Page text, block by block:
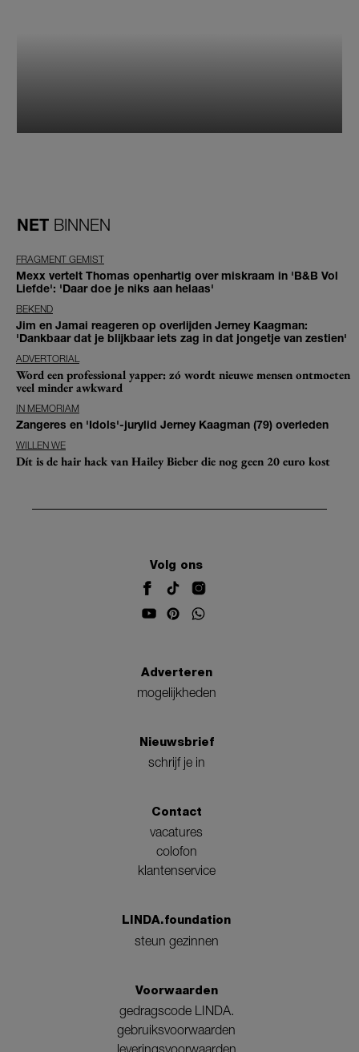
NET BINNEN
FRAGMENT GEMIST
Mexx vertelt Thomas openhartig over miskraam in 'B&B Vol
Liefde': 'Daar doe je niks aan helaas'
BEKEND
Jim en Jamai reageren op overlijden Jerney Kaagman:
'Dankbaar dat je blijkbaar iets zag in dat jongetje van zestien'
ADVERTORIAL
Word een professional yapper: zó wordt nieuwe mensen ontmoeten
veel minder awkward
IN MEMORIAM
Zangeres en 'Idols'-jurylid Jerney Kaagman (79) overleden
WILLEN WE
Dít is de hair hack van Hailey Bieber die nog geen 20 euro kost
Volg ons
Adverteren
mogelijkheden
Nieuwsbrief
schrijf je in
Contact
vacatures
colofon
klantenservice
LINDA.foundation
steun gezinnen
Voorwaarden
gedragscode LINDA.
gebruiksvoorwaarden
leveringsvoorwaarden